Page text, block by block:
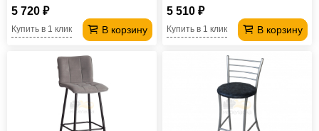
5 720 ₽
В корзину
Купить в 1 клик
5 510 ₽
В корзину
Купить в 1 клик